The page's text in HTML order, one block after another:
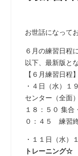
お世話になって
６月の練習日程
以下、最新版と
【６月練習日程】
・４日（水）１
センター（全面）
１８：５０ 集
０：４５ 練習
・１１日（水）
トレーニング☆